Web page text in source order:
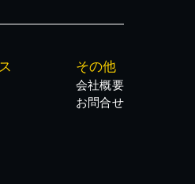
その他
会社概要
お問合せ